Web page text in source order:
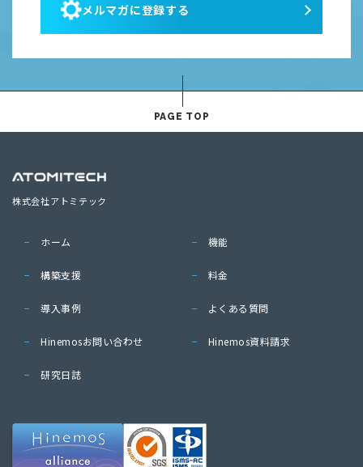
メルマガに登録する
PAGE TOP
株式会社アトミテック
ホーム 機能
構築支援 料金
導入事例 よくある質問
Hinemosお問い合わせ Hinemos資料請求
研究日誌